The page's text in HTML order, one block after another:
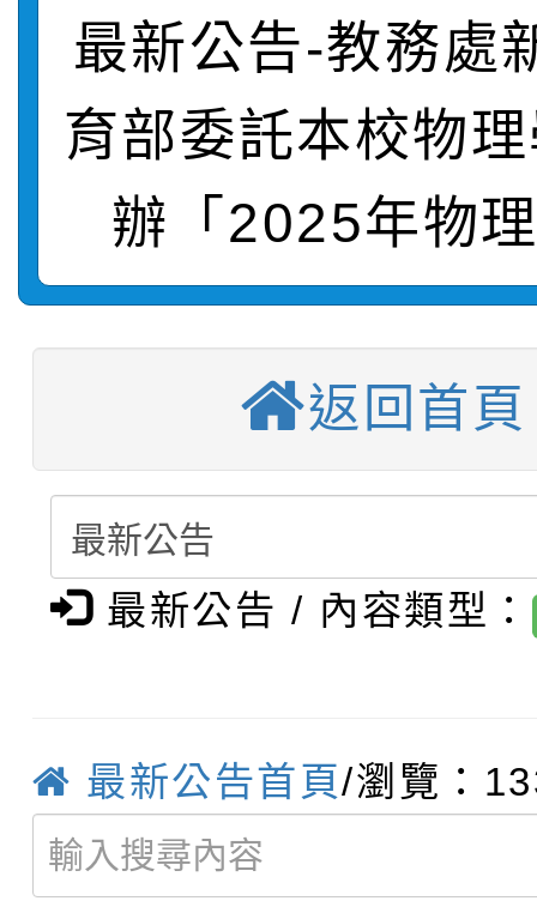
動辦法」
轉知臺中市政府政風處
畫影片一案
劇比賽實施要點」及修
表
轉知：桃園市115年度
敬師藝文競賽』實施計
【甄選結果(第11招)】
學年度第1學期第7次代
結果(第11招)
【甄選結果(第3招)】
學年度第1學期第9次代
結果(第3招)
【甄選結果(第4招)】
學年度第1學期第9次
結果(第4招)
【甄選結果(第12招)】
學年度第1學期第7次代
結果(第12招)
轉知：桃園市115學年
賽及師生本土語及新住
賽實施要點
轉知：「桃園市115學
比賽實施要點」
轉知：「115年金融知
城市手牽手，綠能透明
畫影片一案
轉知：「115學年度全
劇比賽實施要點」及修
表
轉知：桃園市115年度
敬師藝文競賽』實施計
【甄選結果(第11招)】
最新公告-教務處
育部委託本校物
辦「2025年物
返回首頁
最新公告 / 內容類型：
最新公告首頁/瀏覽：